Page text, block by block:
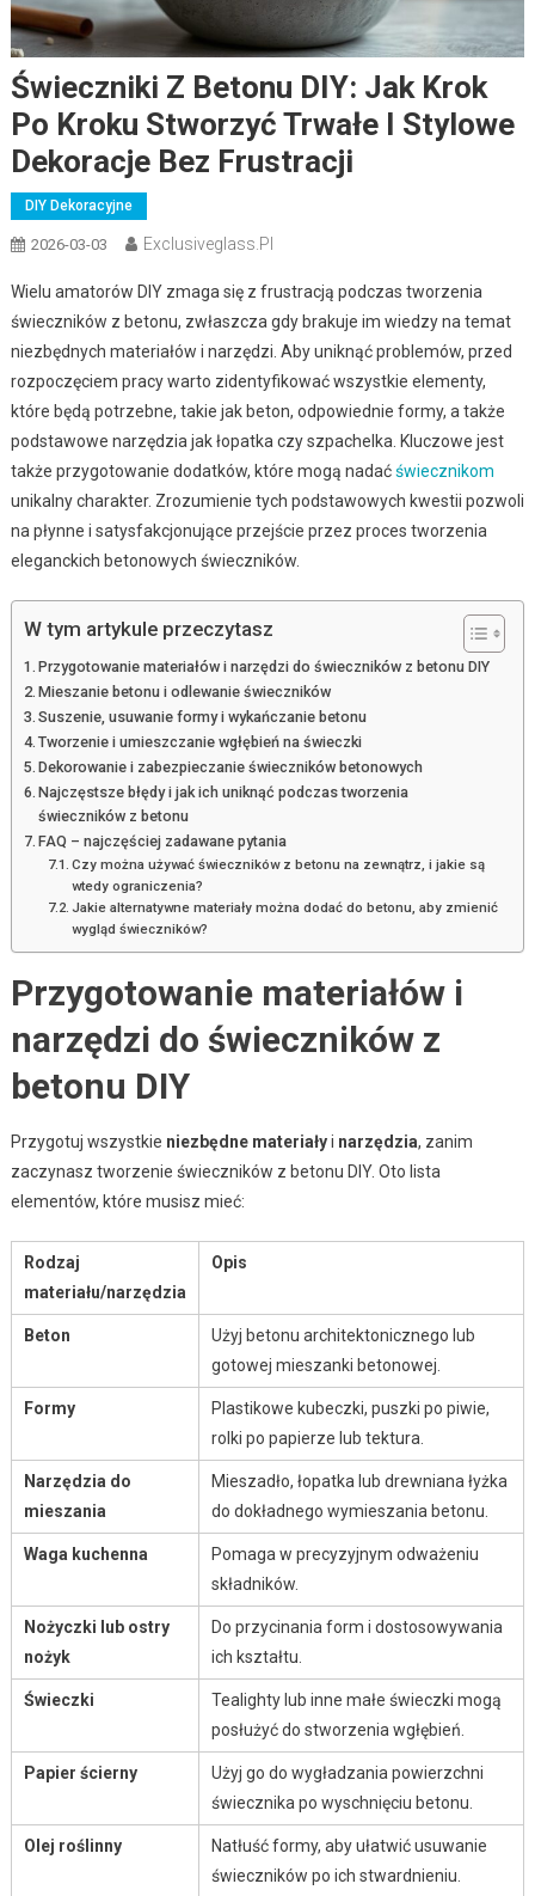
Świeczniki Z Betonu DIY: Jak Krok
Po Kroku Stworzyć Trwałe I Stylowe
Dekoracje Bez Frustracji
DIY Dekoracyjne
2026-03-03 Exclusiveglass.pl
Wielu amatorów DIY zmaga się z frustracją podczas tworzenia
świeczników z betonu, zwłaszcza gdy brakuje im wiedzy na temat
niezbędnych materiałów i narzędzi. Aby uniknąć problemów, przed
rozpoczęciem pracy warto zidentyfikować wszystkie elementy,
które będą potrzebne, takie jak beton, odpowiednie formy, a także
podstawowe narzędzia jak łopatka czy szpachelka. Kluczowe jest
także przygotowanie dodatków, które mogą nadaćświecznikom
unikalny charakter. Zrozumienie tych podstawowych kwestii pozwoli
na płynne i satysfakcjonujące przejście przez proces tworzenia
eleganckich betonowych świeczników.
W tym artykule przeczytasz
Przygotowanie materiałów i narzędzi do świeczników z betonu DIY
Mieszanie betonu i odlewanie świeczników
Suszenie, usuwanie formy i wykańczanie betonu
Tworzenie i umieszczanie wgłębień na świeczki
Dekorowanie i zabezpieczanie świeczników betonowych
Najczęstsze błędy i jak ich uniknąć podczas tworzenia
świeczników z betonu
FAQ – najczęściej zadawane pytania
Czy można używać świeczników z betonu na zewnątrz, i jakie są
wtedy ograniczenia?
Jakie alternatywne materiały można dodać do betonu, aby zmienić
wygląd świeczników?
Przygotowanie materiałów i
narzędzi do świeczników z
betonu DIY
Przygotuj wszystkie niezbędne materiałyi narzędzia, zanim
zaczynasz tworzenie świeczników z betonu DIY. Oto lista
elementów, które musisz mieć:
Rodzaj
materiału/narzędzia
Opis
Beton
Użyj betonu architektonicznego lub
gotowej mieszanki betonowej.
Formy
Plastikowe kubeczki, puszki po piwie,
rolki po papierze lub tektura.
Narzędzia do
mieszania
Mieszadło, łopatka lub drewniana łyżka
do dokładnego wymieszania betonu.
Waga kuchenna
Pomaga w precyzyjnym odważeniu
składników.
Nożyczki lub ostry
nożyk
Do przycinania form i dostosowywania
ich kształtu.
Świeczki
Tealighty lub inne małe świeczki mogą
posłużyć do stworzenia wgłębień.
Papier ścierny
Użyj go do wygładzania powierzchni
świecznika po wyschnięciu betonu.
Olej roślinny
Natłuść formy, aby ułatwić usuwanie
świeczników po ich stwardnieniu.